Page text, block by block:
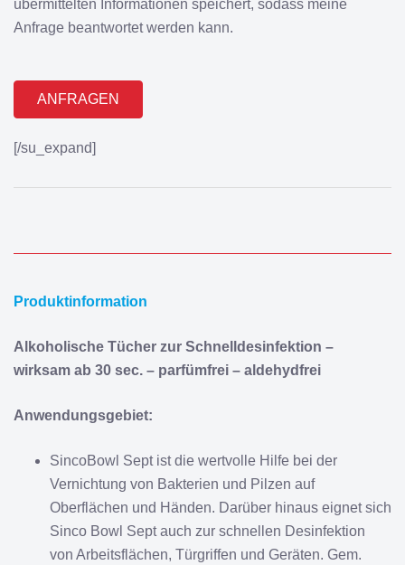
übermittelten Informationen speichert, sodass meine
Anfrage beantwortet werden kann.
Alternative:
[/su_expand]
Produktinformation
Alkoholische Tücher zur Schnelldesinfektion –
wirksam ab 30 sec. – parfümfrei – aldehydfrei
Anwendungsgebiet:
SincoBowl Sept ist die wertvolle Hilfe bei der
Vernichtung von Bakterien und Pilzen auf
Oberflächen und Händen. Darüber hinaus eignet sich
Sinco Bowl Sept auch zur schnellen Desinfektion
von Arbeitsflächen, Türgriffen und Geräten. Gem.